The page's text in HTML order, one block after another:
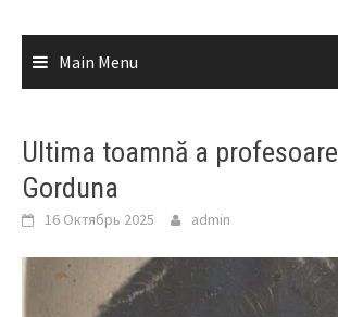
Main Menu
Ultima toamnă a
Gorduna
16 Октябрь 2025 admin